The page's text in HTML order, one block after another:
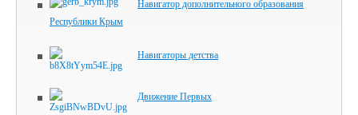
Навигатор дополнительного образования
Республики Крым
Навигаторы детства
Движение Первых